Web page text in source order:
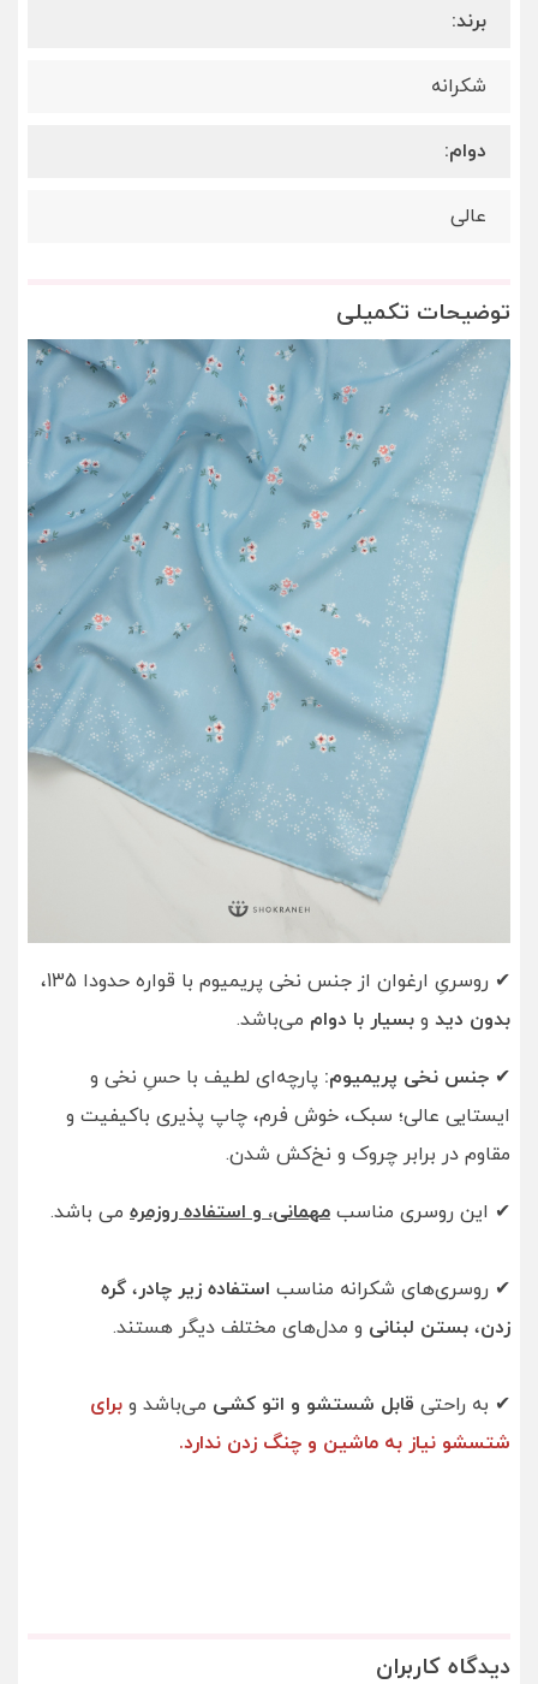
برند:
شکرانه
دوام:
عالی
توضیحات تکمیلی
✔ روسریِ ارغوان از جنس نخی پریمیوم با قواره حدودا 135،
بدون دید و بسیار با دوام می‌باشد.
✔ جنس نخی پریمیوم: پارچه‌ای لطیف با حسِ نخی و
ایستایی عالی؛ سبک، خوش فرم، چاپ پذیری باکیفیت و
مقاوم در برابر چروک و نخ‌کش شدن.
✔ این روسری‌ مناسب مهمانی، و استفاده روزمره می باشد.
✔ روسری‌های شکرانه مناسب استفاده زیر چادر، گره
زدن، بستن لبنانی و مدل‌های مختلف دیگر هستند.
✔ به راحتی قابل شستشو و اتو کشی می‌باشد و برای
شتسشو نیاز به ماشین و چنگ زدن ندارد.
دیدگاه کاربران